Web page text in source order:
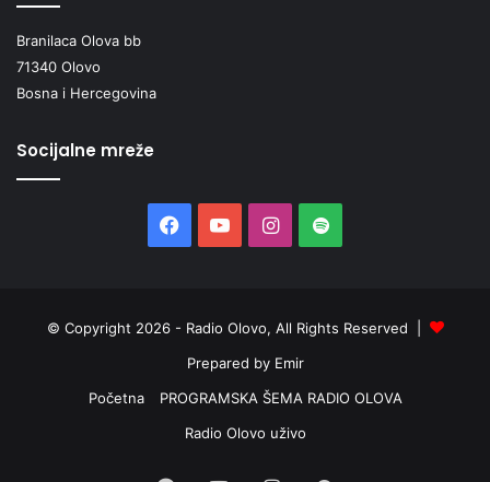
Branilaca Olova bb
71340 Olovo
Bosna i Hercegovina
Socijalne mreže
Facebook
YouTubeInstagram
Spotify
© Copyright 2026 - Radio Olovo, All Rights Reserved |
Prepared by Emir
Početna
PROGRAMSKA ŠEMA RADIO OLOVA
Radio Olovo uživo